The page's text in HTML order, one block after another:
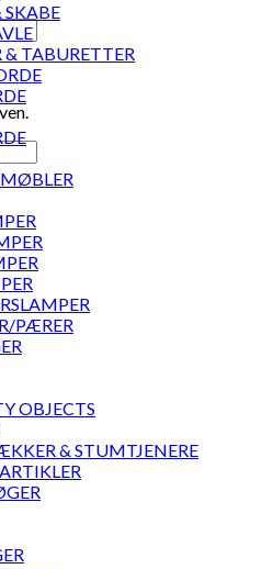
SKABE
& TABURETTER
PÆRER
OBJECTS
& STUMTJENERE